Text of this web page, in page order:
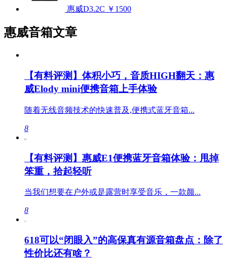
惠威D3.2C ￥1500
惠威音箱文章
【有料评测】体积小巧，音质HIGH翻天：惠
威Elody mini便携音箱上手体验
随着无线音频技术的快速普及,便携式蓝牙音箱...
8
【有料评测】惠威E1便携蓝牙音箱体验：甩掉
笨重，拾起轻听
当我们想要在户外或是露营时享受音乐，一款颜...
8
618可以“闭眼入”的高保真有源音箱盘点：除了
性价比还有啥？